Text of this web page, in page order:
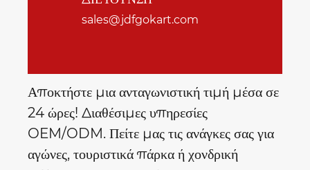
sales@jdfgokart.com
Αποκτήστε μια ανταγωνιστική τιμή μέσα σε
24 ώρες! Διαθέσιμες υπηρεσίες
OEM/ODM. Πείτε μας τις ανάγκες σας για
αγώνες, τουριστικά πάρκα ή χονδρική